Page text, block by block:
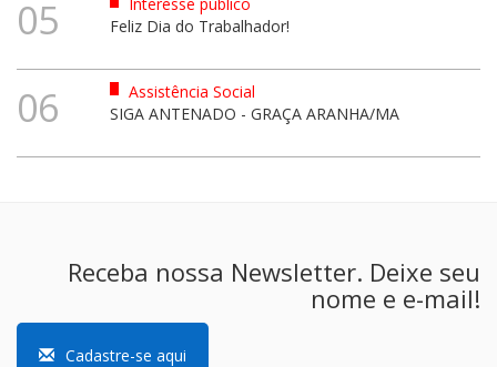
05
Feliz Dia do Trabalhador!
06
Assistência Social
SIGA ANTENADO - GRAÇA ARANHA/MA
Receba nossa Newsletter. Deixe seu
nome e e-mail!
Cadastre-se aqui